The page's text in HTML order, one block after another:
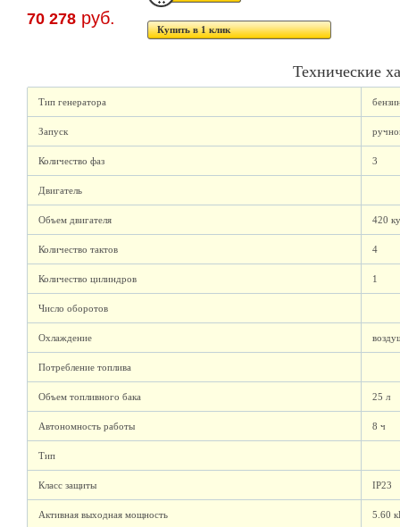
70 278 руб.
Купить в 1 клик
Технические
Тип генератора
Запуск
Количество фаз 3
Двигатель
Объем двигателя 420
Количество тактов 4
Количество цилиндров 1
Число оборотов
Охлаждение
Потребление топлива
Объем топливного бака 25 л
Автономность работы 8 ч
Тип
Класс защиты IP23
Активная выходная мощность 5.60